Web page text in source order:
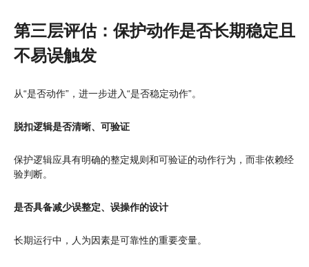
第三层评估：保护动作是否长期稳定且
不易误触发
从“是否动作”，进一步进入“是否稳定动作”。
脱扣逻辑是否清晰、可验证
保护逻辑应具有明确的整定规则和可验证的动作行为，而非依赖经
验判断。
是否具备减少误整定、误操作的设计
长期运行中，人为因素是可靠性的重要变量。